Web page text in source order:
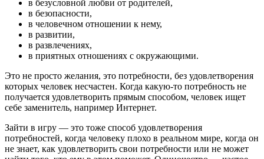
в безусловной любви от родителей,
в безопасности,
в человечном отношении к нему,
в развитии,
в развлечениях,
в приятных отношениях с окружающими.
Это не просто желания, это потребности, без удовлетворения
которых человек несчастен. Когда какую-то потребность не
получается удовлетворить прямым способом, человек ищет
себе заменитель, например Интернет.
Зайти в игру — это тоже способ удовлетворения
потребностей, когда человеку плохо в реальном мире, когда он
не знает, как удовлетворить свои потребности или не может